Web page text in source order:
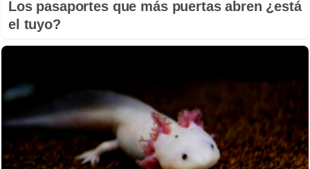
Los pasaportes que más puertas abren ¿está
el tuyo?